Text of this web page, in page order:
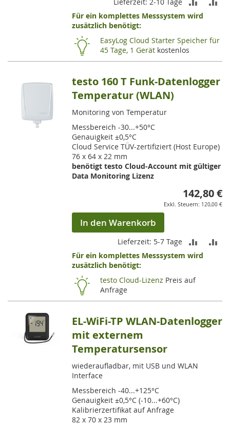
Für ein komplettes Messsystem wird
zusätzlich benötigt:
EasyLog Cloud Starter Speicher für
45 Tage, 1 Gerät kostenlos
testo 160 T Funk-Datenlogger
Temperatur (WLAN)
Monitoring von Temperatur
Messbereich -30...+50°C
Genauigkeit ±0,5°C
Cloud Service TÜV-zertifiziert (Host Europe)
76 x 64 x 22 mm
benötigt testo Cloud-Account mit gültiger
Data Monitoring Lizenz
142,80 €
120,00 €
In den Warenkorb
Lieferzeit: 5-7 Tage
ZUR
Für ein komplettes Messsystem wird
zusätzlich benötigt:
testo Cloud-Lizenz Preis auf
Anfrage
EL-WiFi-TP WLAN-Datenlogger
mit externem
Temperatursensor
wiederaufladbar, mit USB und WLAN
Interface
Messbereich -40...+125°C
Genauigkeit ±0,5°C (-10...+60°C)
Kalibrierzertifikat auf Anfrage
82 x 70 x 23 mm